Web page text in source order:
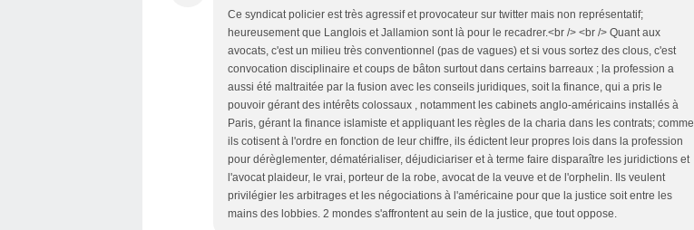
Ce syndicat policier est très agressif et provocateur sur twitter mais non représentatif;
heureusement que Langlois et Jallamion sont là pour le recadrer.<br /> <br /> Quant aux
avocats, c'est un milieu très conventionnel (pas de vagues) et si vous sortez des clous, c'est
convocation disciplinaire et coups de bâton surtout dans certains barreaux ; la profession a
aussi été maltraitée par la fusion avec les conseils juridiques, soit la finance, qui a pris le
pouvoir gérant des intérêts colossaux , notamment les cabinets anglo-américains installés à
Paris, gérant la finance islamiste et appliquant les règles de la charia dans les contrats; comme
ils cotisent à l'ordre en fonction de leur chiffre, ils édictent leur propres lois dans la profession
pour dérèglementer, dématérialiser, déjudiciariser et à terme faire disparaître les juridictions et
l'avocat plaideur, le vrai, porteur de la robe, avocat de la veuve et de l'orphelin. Ils veulent
privilégier les arbitrages et les négociations à l'américaine pour que la justice soit entre les
mains des lobbies. 2 mondes s'affrontent au sein de la justice, que tout oppose.